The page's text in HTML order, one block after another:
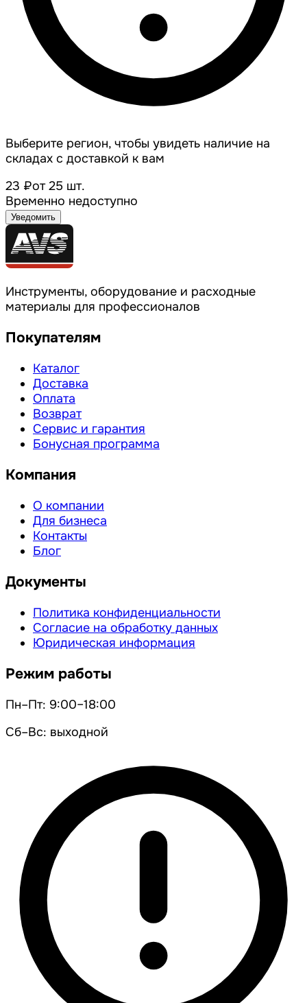
Выберите регион, чтобы увидеть наличие на
складах с доставкой к вам
23 ₽от 25 шт.
Временно недоступно
Уведомить
Инструменты, оборудование и расходные
материалы для профессионалов
Покупателям
Каталог
Доставка
Оплата
Возврат
Сервис и гарантия
Бонусная программа
Компания
О компании
Для бизнеса
Контакты
Блог
Документы
Политика конфиденциальности
Согласие на обработку данных
Юридическая информация
Режим работы
Пн–Пт: 9:00–18:00
Сб–Вс: выходной